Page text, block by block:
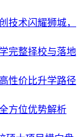
技术闪耀狮城，
完整择校与落地
性价比升学路径
方位优势解析